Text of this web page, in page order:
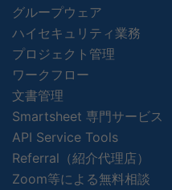
グループウェア
ハイセキュリティ業務
プロジェクト管理
ワークフロー
文書管理
Smartsheet 専門サービス
API Service Tools
Referral（紹介代理店）
Zoom等による無料相談